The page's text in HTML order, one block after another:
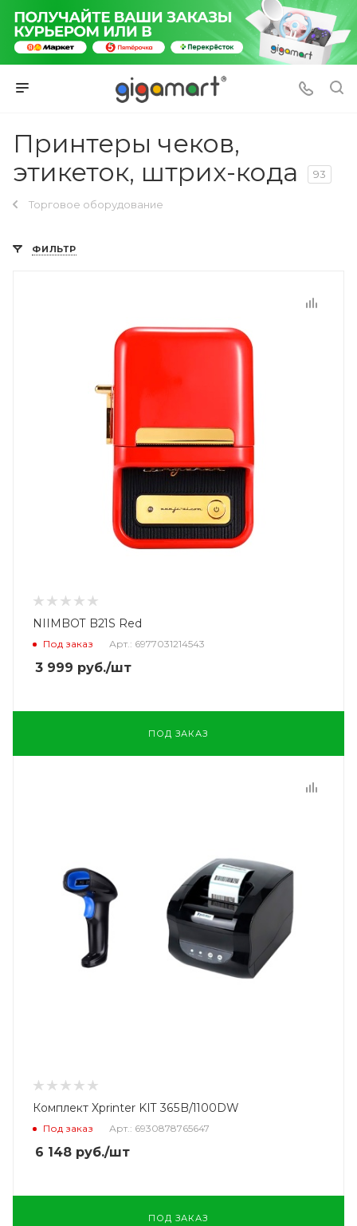
Принтеры чеков,
этикеток, штрих-кода
93
Торговое оборудование
ФИЛЬТР
NIIMBOT B21S Red
Под заказ Арт.: 6977031214543
3 999 руб./шт
ПОД ЗАКАЗ
Комплект Xprinter KIT 365B/1100DW
Под заказ Арт.: 6930878765647
6 148 руб./шт
ПОД ЗАКАЗ